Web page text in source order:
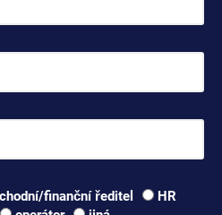
finanční ředitel
HR